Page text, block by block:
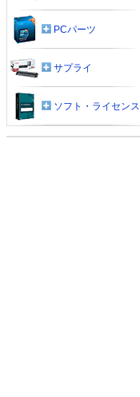
PCパーツ
サプライ
ソフト・ライセンス